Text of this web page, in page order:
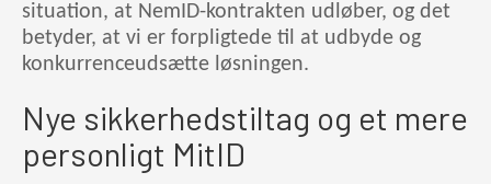
situation, at NemID-kontrakten udløber, og det
betyder, at vi er forpligtede til at udbyde og
konkurrenceudsætte løsningen.
Nye sikkerhedstiltag og et mere
personligt MitID